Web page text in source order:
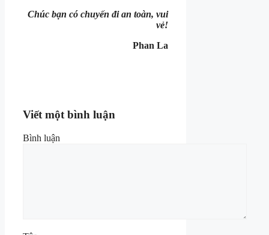
Chúc bạn có chuyến đi an toàn, vui
vẻ!
Phan La
Viết một bình luận
Bình luận